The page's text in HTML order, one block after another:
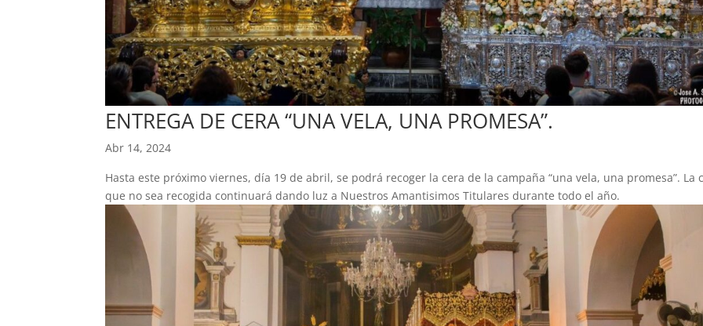
ENTREGA DE CERA “UNA VELA, UNA PROMESA”.
Abr 14, 2024
Hasta este próximo viernes, día 19 de abril, se podrá recoger la cera de la campaña “una vela, una promesa”. La
que no sea recogida continuará dando luz a Nuestros Amantisimos Titulares durante todo el año.